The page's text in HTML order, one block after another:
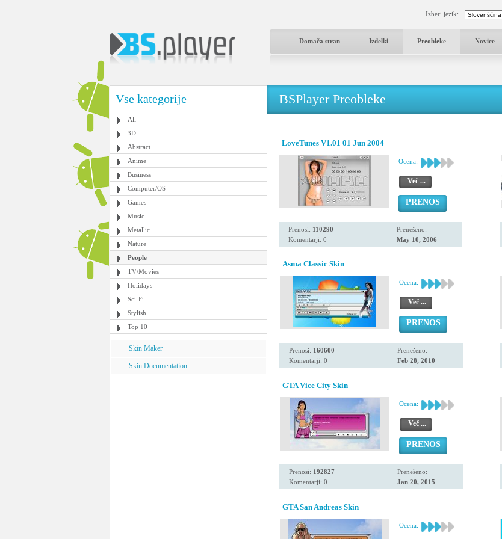
Izberi jezik:
Domača stran Izdelki Preobleke Novice
Vse kategorije
All
3D
Abstract
Anime
Business
Computer/OS
Games
Music
Metallic
Nature
People
TV/Movies
Holidays
Sci-Fi
Stylish
Top 10
Skin Maker
Skin Documentation
BSPlayer Preobleke
LoveTunes V1.01 01 Jun 2004
Ocena:
Več ...
PRENOS
Prenosi: 110290
Komentarji: 0
Prenešeno:
May 10, 2006
Asma Classic Skin
Ocena:
Več ...
PRENOS
Prenosi: 160600
Komentarji: 0
Prenešeno:
Feb 28, 2010
GTA Vice City Skin
Ocena:
Več ...
PRENOS
Prenosi: 192827
Komentarji: 0
Prenešeno:
Jan 20, 2015
GTA San Andreas Skin
Ocena: